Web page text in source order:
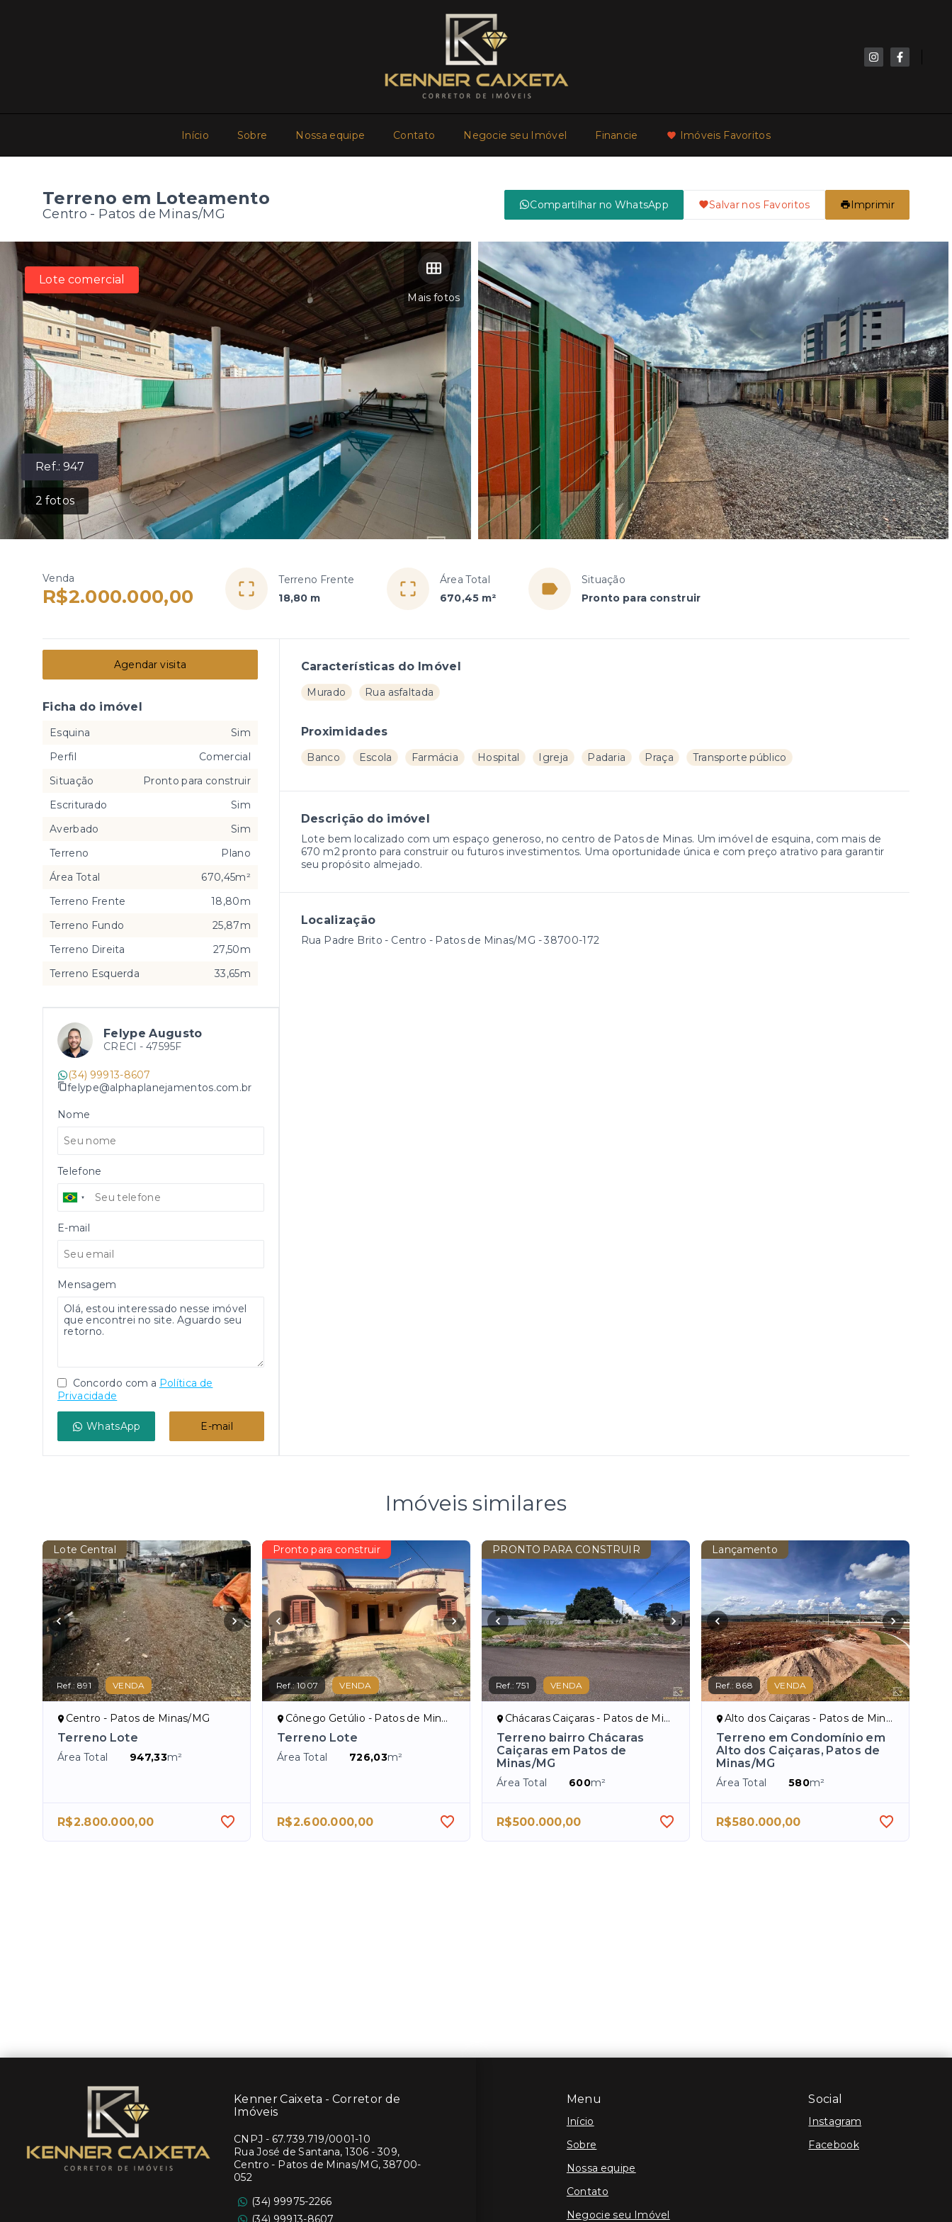
Início Sobre Nossa equipe Contato Negocie seu Imóvel Financie Imóveis Favoritos
Terreno em Loteamento
Centro - Patos de Minas/MG
Compartilhar no WhatsApp Salvar nos Favoritos Imprimir
Ref.:947
2 fotos
Mais fotos
Lote comercial
Venda
R$2.000.000,00
Terreno Frente
18,80 m
Área Total
670,45 m²
Situação
Pronto para construir
Características do Imóvel
Murado Rua asfaltada
Proximidades
Banco Escola Farmácia Hospital Igreja Padaria Praça Transporte público
Descrição do imóvel
Lote bem localizado com um espaço generoso, no centro de Patos de Minas. Um imóvel de esquina, com mais de
670 m2 pronto para construir ou futuros investimentos. Uma oportunidade única e com preço atrativo para garantir
seu propósito almejado.
Localização
Rua Padre Brito - Centro - Patos de Minas/MG - 38700-172
Agendar visita
Ficha do imóvel
Esquina
Sim
Perfil
Comercial
Situação
Pronto para construir
Escriturado
Sim
Averbado
Sim
Terreno
Plano
Área Total
670,45m²
Terreno Frente
18,80m
Terreno Fundo
25,87m
Terreno Direita
27,50m
Terreno Esquerda
33,65m
Felype Augusto
CRECI - 47595F
(34) 99913-8607
felype@alphaplanejamentos.com.br
Nome
Telefone
E-mail
Mensagem
Concordo com a Política de
Privacidade
WhatsApp E-mail
Imóveis similares
Lote Central
Ref.:891 VENDA
Centro - Patos de Minas/MG
Terreno Lote
Área Total 947,33m²
R$2.800.000,00
Pronto para construir
Ref.:1007 VENDA
Cônego Getúlio - Patos de Minas/MG
Terreno Lote
Área Total 726,03m²
R$2.600.000,00
PRONTO PARA CONSTRUIR
Ref.:751 VENDA
Chácaras Caiçaras - Patos de Minas/MG
Terreno bairro Chácaras
Caiçaras em Patos de
Minas/MG
Área Total 600m²
R$500.000,00
Lançamento
Ref.:868 VENDA
Alto dos Caiçaras - Patos de Minas/MG
Terreno em Condomínio em
Alto dos Caiçaras, Patos de
Minas/MG
Área Total 580m²
R$580.000,00
Menu
Início
Sobre
Nossa equipe
Contato
Negocie seu Imóvel
Social
Instagram
Facebook
Kenner Caixeta - Corretor de
Imóveis
CNPJ - 67.739.719/0001-10
Rua José de Santana, 1306 - 309,
Centro - Patos de Minas/MG, 38700-
052
(34) 99975-2266
(34) 99913-8607